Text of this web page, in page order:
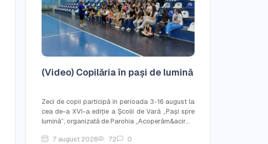
(Video) Copilăria în pași de lumină
Zeci de copii participă în perioada 3-16 august la
cea de-a XVI-a ediție a Școlii de Vară „Pași spre
lumină”, organizată de Parohia „Acoperăm&acir...
7 august 2026 72 0